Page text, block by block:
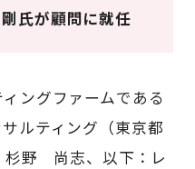
氏が顧問に就任
ングファームである
ルティング（東京都
杉野 尚志、以下：レ